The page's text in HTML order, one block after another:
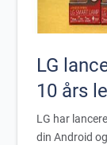
LG
10 års
LG har
din Android